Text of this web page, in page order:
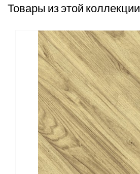
Товары из этой коллекции